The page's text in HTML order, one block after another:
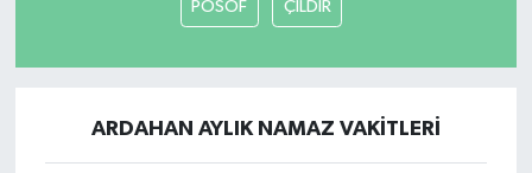
POSOF ÇILDIR
ARDAHAN AYLIK NAMAZ VAKITLERI